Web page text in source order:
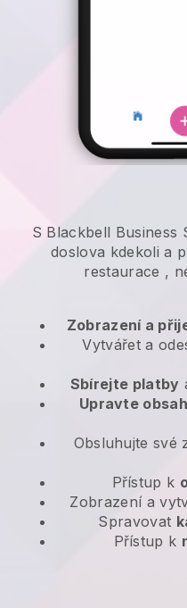
S Blackbell Business
doslova kdekoli a
restaurace ,
Zobrazení a
Vytvářet a
Sbírejte platby
Upravte obsah
Obsluhujte své
Přístup k
Zobrazení a
Spravovat
Přístup k